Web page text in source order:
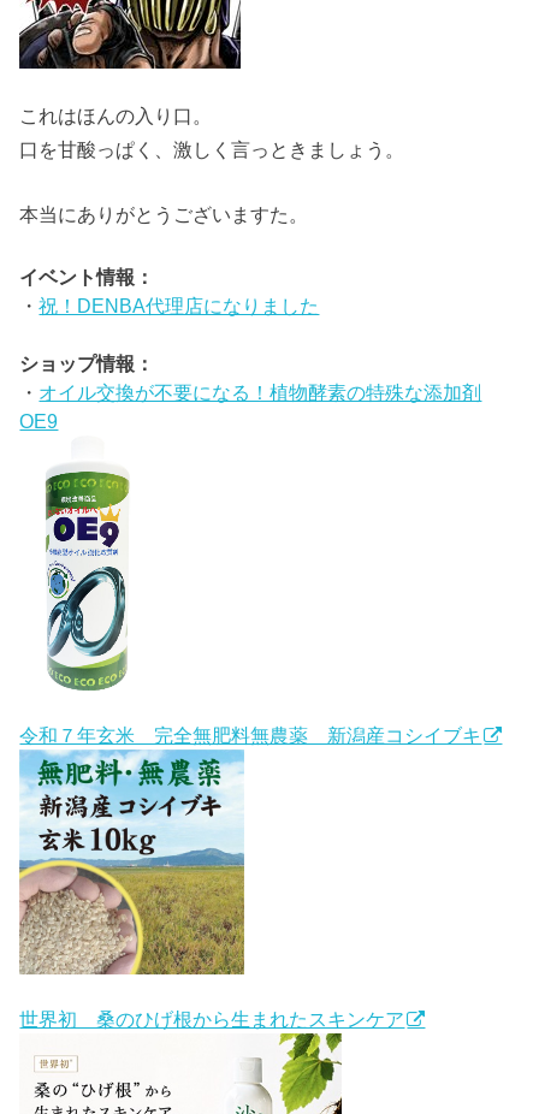
これはほんの入り口。
口を甘酸っぱく、激しく言っときましょう。
本当にありがとうございますた。
イベント情報：
・祝！DENBA代理店になりました
ショップ情報：
・ オイル交換が不要になる！植物酵素の特殊な添加剤
OE9
令和７年玄米 完全無肥料無農薬 新潟産コシイブキ
世界初 桑のひげ根から生まれたスキンケア